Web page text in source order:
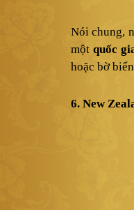
Nói chung,
một quốc
hoặc bờ
6. New